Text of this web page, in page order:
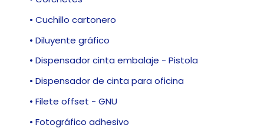
• Cuchillo cartonero
• Diluyente gráfico
• Dispensador cinta embalaje - Pistola
• Dispensador de cinta para oficina
• Filete offset - GNU
• Fotográfico adhesivo